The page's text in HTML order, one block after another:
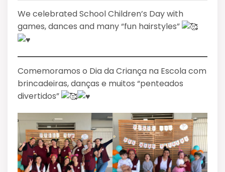
We celebrated School Children’s Day with
games, dances and many “fun hairstyles”
Comemoramos o Dia da Criança na Escola com
brincadeiras, danças e muitos “penteados
divertidos”